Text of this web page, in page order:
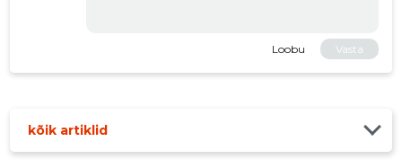
Loobu Vasta
kõik artiklid